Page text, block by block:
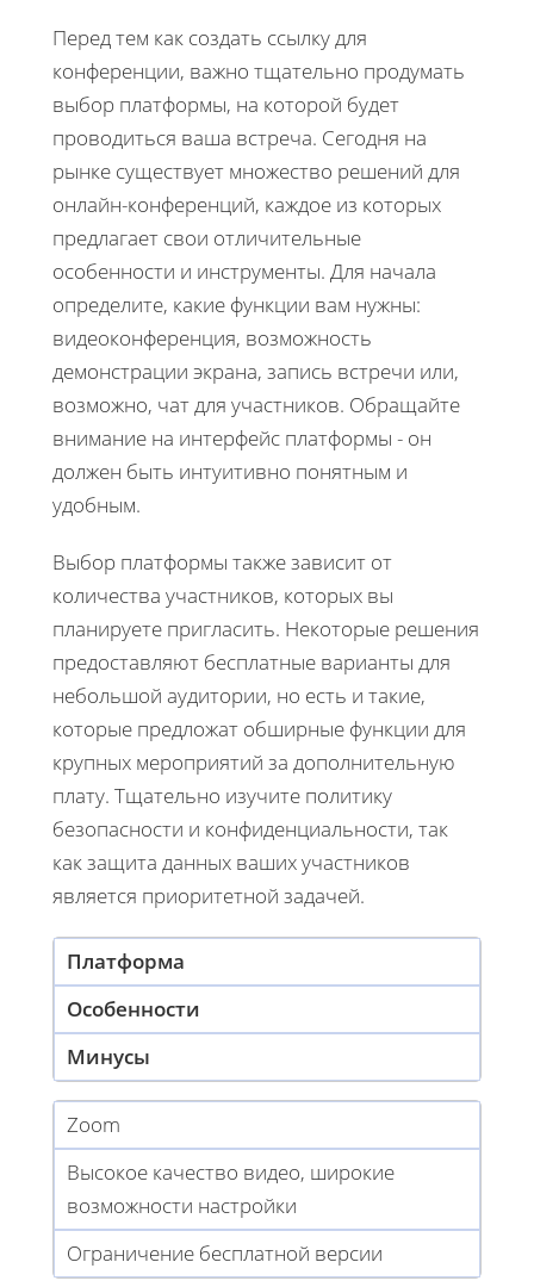
Перед тем как создать ссылку для
конференции, важно тщательно продумать
выбор платформы, на которой будет
проводиться ваша встреча. Сегодня на
рынке существует множество решений для
онлайн-конференций, каждое из которых
предлагает свои отличительные
особенности и инструменты. Для начала
определите, какие функции вам нужны:
видеоконференция, возможность
демонстрации экрана, запись встречи или,
возможно, чат для участников. Обращайте
внимание на интерфейс платформы - он
должен быть интуитивно понятным и
удобным.
Выбор платформы также зависит от
количества участников, которых вы
планируете пригласить. Некоторые решения
предоставляют бесплатные варианты для
небольшой аудитории, но есть и такие,
которые предложат обширные функции для
крупных мероприятий за дополнительную
плату. Тщательно изучите политику
безопасности и конфиденциальности, так
как защита данных ваших участников
является приоритетной задачей.
Платформа
Особенности
Минусы
Zoom
Высокое качество видео, широкие
возможности настройки
Ограничение бесплатной версии